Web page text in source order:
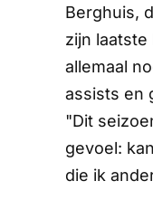
Berghuis,
zijn
allemaal
assists en
"Dit
gevoel:
die ik